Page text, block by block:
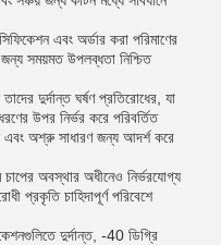
এবং অর্ডার করা পরিমাণের
সময়মত উপলব্ধতা নিশ্চিত
দুর্দান্ত ঘর্ষণ প্রতিরোধের, যা
উপর নির্ভর করে পরিবর্তিত
এবং অশ্রু সাধারণ জন্য আদর্শ করে
অবস্থার অধীনেও নির্ভরযোগ্য
প্রকৃতি চাহিদাপূর্ণ পরিবেশে
দুর্দান্ত, -40 ডিগ্রি